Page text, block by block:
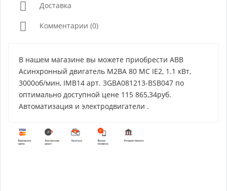
Доставка
Комментарии (0)
В нашем магазине вы можете приобрести ABB
Асинхронный двигатель M2BA 80 MC IE2, 1.1 кВт,
3000об/мин, IMB14 арт. 3GBA081213-BSB047 по
оптимально доступной цене 115 865,34руб.
Автоматизация и электродвигатели .